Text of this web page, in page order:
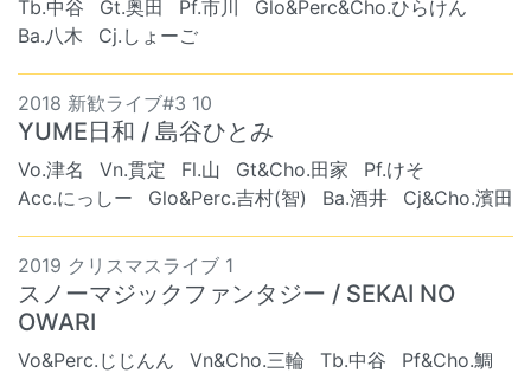
Tb.中谷
Gt.奥田 Pf.市川
Glo&Perc&Cho.ひらけん
Ba.八木
Cj.しょーご
2018 新歓ライブ#3 10
YUME日和 / 島谷ひとみ
Vo.津名 Vn.貫定 Fl.山 Gt&Cho.田家
Pf.けそ
Acc.にっしー
Glo&Perc.吉村(智) Ba.酒井 Cj&Cho.濱田
2019 クリスマスライブ 1
スノーマジックファンタジー / SEKAI NO
OWARI
Vo&Perc.じじんん Vn&Cho.三輪 Tb.中谷
Pf&Cho.鯛